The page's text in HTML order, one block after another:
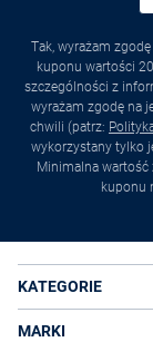
Tak, wyrażam
kuponu wartości
szczególności z
wyrażam zgodę na
chwili (patrz:
wykorzystany tylko
Minimalna wartość
kuponu
KATEGORIE
MARKI